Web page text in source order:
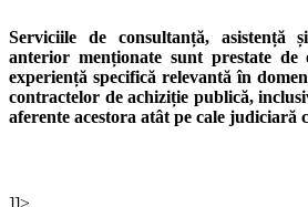
Serviciile de consultanță, asistență
anterior menționate sunt prestate de
experiență specifică relevantă în
contractelor de achiziție publică,
aferente acestora atât pe cale